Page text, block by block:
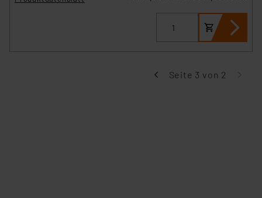
Seite 3 von 2